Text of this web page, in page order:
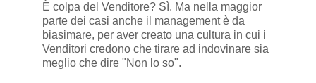
È colpa del Venditore? Sì. Ma nella maggior
parte dei casi anche il management è da
biasimare, per aver creato una cultura in cui i
Venditori credono che tirare ad indovinare sia
meglio che dire "Non lo so".